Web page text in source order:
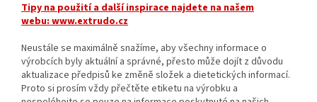
Tipy na použití a další inspirace najdete na našem
webu:www.extrudo.cz
Neustále se maximálně snažíme, aby všechny informace o
výrobcích byly aktuální a správné, přesto může dojít z důvodu
aktualizace předpisů ke změně složek a dietetických informací.
Proto si prosím vždy přečtěte etiketu na výrobku a